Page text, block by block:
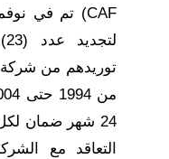
توريدهم من شركة
التعاقد مع